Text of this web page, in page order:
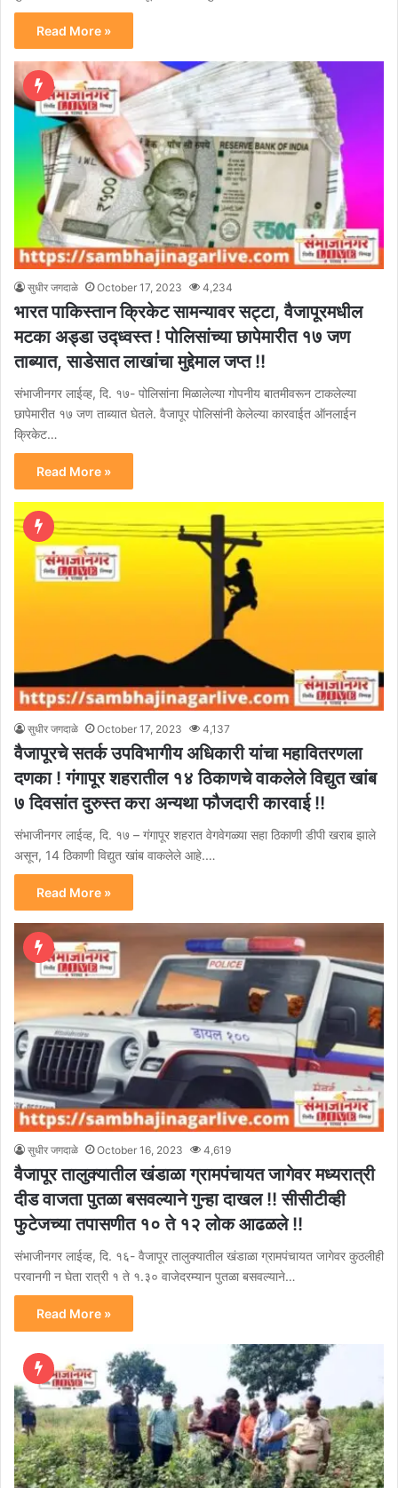
Read More »
सुधीर जगदाळे October 17, 2023 4,234
भारत पाकिस्तान क्रिकेट सामन्यावर सट्टा, वैजापूरमधील
मटका अड्डा उद्ध्वस्त ! पोलिसांच्या छापेमारीत १७ जण
ताब्यात, साडेसात लाखांचा मुद्देमाल जप्त !!
संभाजीनगर लाईव्ह, दि. १७- पोलिसांना मिळालेल्या गोपनीय बातमीवरून टाकलेल्या
छापेमारीत १७ जण ताब्यात घेतले. वैजापूर पोलिसांनी केलेल्या कारवाईत ऑनलाईन
क्रिकेट…
Read More »
सुधीर जगदाळे October 17, 2023 4,137
वैजापूरचे सतर्क उपविभागीय अधिकारी यांचा महावितरणला
दणका ! गंगापूर शहरातील १४ ठिकाणचे वाकलेले विद्युत खांब
७ दिवसांत दुरुस्त करा अन्यथा फौजदारी कारवाई !!
संभाजीनगर लाईव्ह, दि. १७ – गंगापूर शहरात वेगवेगळ्या सहा ठिकाणी डीपी खराब झाले
असून, 14 ठिकाणी विद्युत खांब वाकलेले आहे.…
Read More »
सुधीर जगदाळे October 16, 2023 4,619
वैजापूर तालुक्यातील खंडाळा ग्रामपंचायत जागेवर मध्यरात्री
दीड वाजता पुतळा बसवल्याने गुन्हा दाखल !! सीसीटीव्ही
फुटेजच्या तपासणीत १० ते १२ लोक आढळले !!
संभाजीनगर लाईव्ह, दि. १६- वैजापूर तालुक्यातील खंडाळा ग्रामपंचायत जागेवर कुठलीही
परवानगी न घेता रात्री १ ते १.३० वाजेदरम्यान पुतळा बसवल्याने…
Read More »